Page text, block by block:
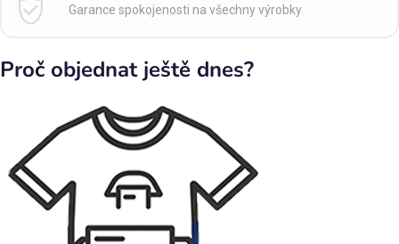
Garance spokojenosti na všechny výrobky
Proč objednat ještě dnes?